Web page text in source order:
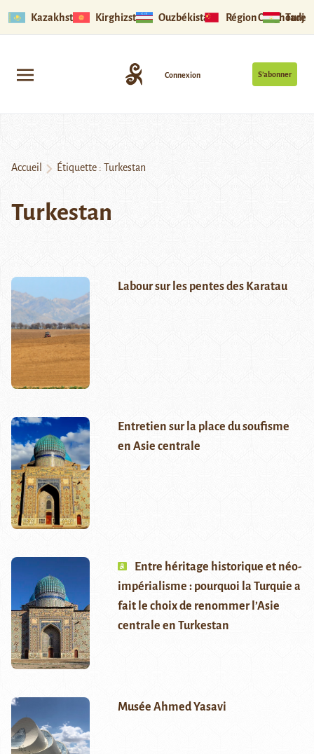
Kazakhstan Kirghizstan Ouzbékistan Région Ouïghoure
S’abonner
Connexion
Accueil Étiquette : Turkestan
Turkestan
Labour sur les pentes des Karatau
Entretien sur la place du soufisme
en Asie centrale
Entre héritage historique et néo-
impérialisme : pourquoi la Turquie a
fait le choix de renommer l’Asie
centrale en Turkestan
Musée Ahmed Yasavi